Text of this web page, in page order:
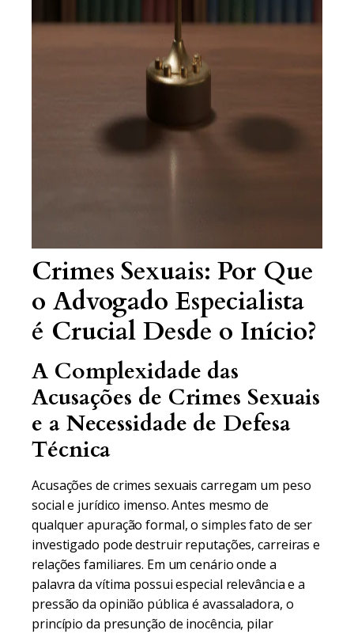
Crimes Sexuais: Por Que
o Advogado Especialista
é Crucial Desde o Início?
A Complexidade das
Acusações de Crimes Sexuais
e a Necessidade de Defesa
Técnica
Acusações de crimes sexuais carregam um peso
social e jurídico imenso. Antes mesmo de
qualquer apuração formal, o simples fato de ser
investigado pode destruir reputações, carreiras e
relações familiares. Em um cenário onde a
palavra da vítima possui especial relevância e a
pressão da opinião pública é avassaladora, o
princípio da presunção de inocência, pilar